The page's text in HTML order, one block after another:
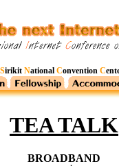
Sirikit National Convention C
TEA TALK
BROADBAND